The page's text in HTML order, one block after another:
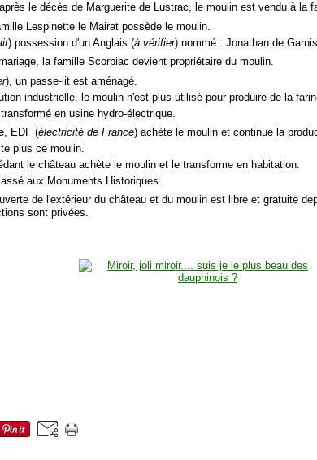
le décès de Marguerite de Lustrac, le moulin est vendu à la
Lespinette le Mairat possède le moulin.
) possession d'un Anglais (à vérifier) nommé : Jonathan de
la famille Scorbiac devient propriétaire du moulin.
), un passe-lit est aménagé.
industrielle, le moulin n'est plus utilisé pour produire de la
en usine hydro-électrique.
EDF (électricité de France) achète le moulin et continue la
plus ce moulin.
le château achète le moulin et le transforme en habitation.
aux Monuments Historiques.
de l'extérieur du château et du moulin est libre et gratuite
sont privées.